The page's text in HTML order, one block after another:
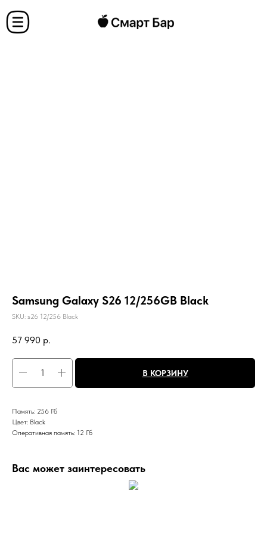
Samsung Galaxy S26 12/256GB Black
SKU: s26 12/256 Black
57 990 р.
В КОРЗИНУ
Память: 256 Гб
Цвет: Black
Оперативная память: 12 Гб
Вас может заинтересовать